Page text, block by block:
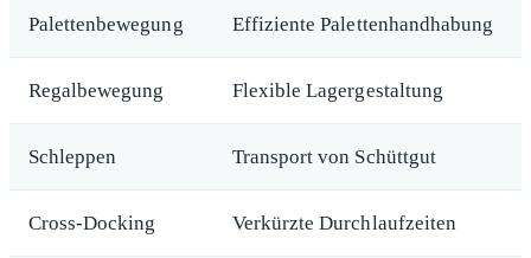
Palettenbewegung Effiziente Palettenhandhabung
Regalbewegung Flexible Lagergestaltung
Schleppen Transport von Schüttgut
Cross-Docking Verkürzte Durchlaufzeiten